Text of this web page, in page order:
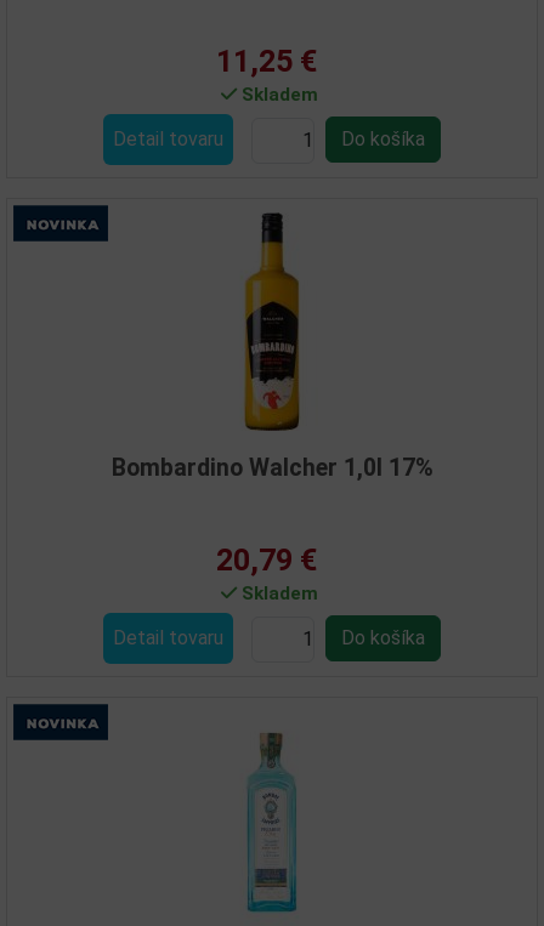
11,25 €
Skladem
Detail tovaru
Bombardino Walcher 1,0l 17%
20,79 €
Skladem
Detail tovaru